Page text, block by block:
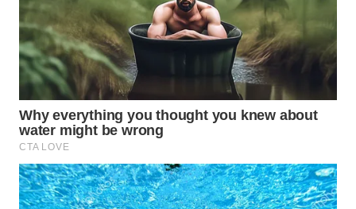
WAHANANEWS
NET
WAHANA
SPORT
WAHANA
UMKM
WAHANA
SELEB